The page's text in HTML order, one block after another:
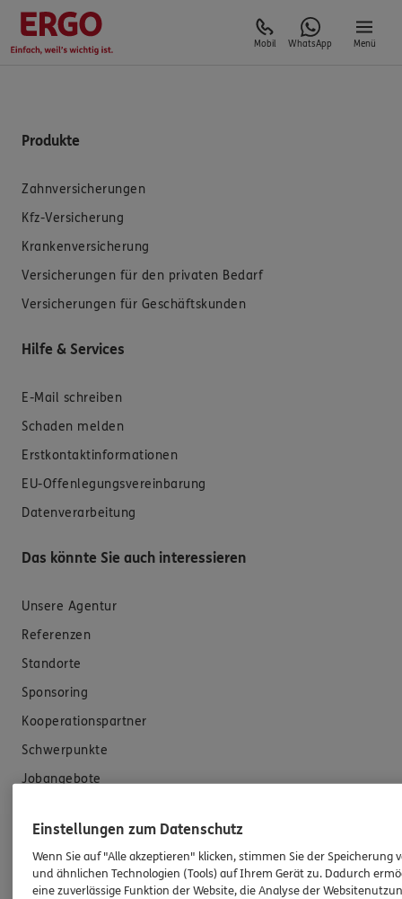
Mobil WhatsApp Menü
Produkte
Zahnversicherungen
Kfz-Versicherung
Krankenversicherung
Versicherungen für den privaten Bedarf
Versicherungen für Geschäftskunden
Hilfe & Services
E-Mail schreiben
Schaden melden
Erstkontaktinformationen
EU-Offenlegungsvereinbarung
Datenverarbeitung
Das könnte Sie auch interessieren
Unsere Agentur
Referenzen
Standorte
Sponsoring
Kooperationspartner
Schwerpunkte
Jobangebote
ERGO Versicherung Mark Mühlhaus
Geschäftsstelle
Einstellungen zum Datenschutz
Wenn Sie auf "Alle akzeptieren" klicken, stimmen Sie der Speicherung
und ähnlichen Technologien (Tools) auf Ihrem Gerät zu. Dadurch
eine zuverlässige Funktion der Website, die Analyse der